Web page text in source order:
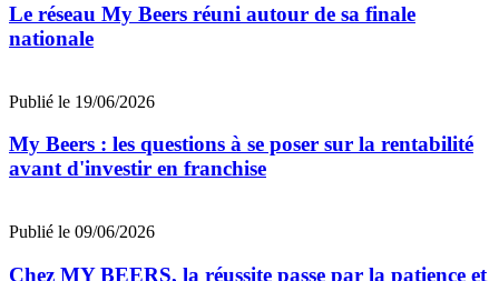
Le réseau My Beers réuni autour de sa finale
nationale
Publié le 19/06/2026
My Beers : les questions à se poser sur la rentabilité
avant d'investir en franchise
Publié le 09/06/2026
Chez MY BEERS, la réussite passe par la patience et